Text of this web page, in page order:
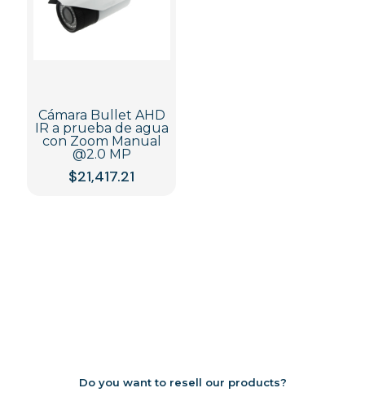
Cámara Bullet AHD
IR a prueba de agua
con Zoom Manual
@2.0 MP
$21,417.21
Do you want to resell our products?